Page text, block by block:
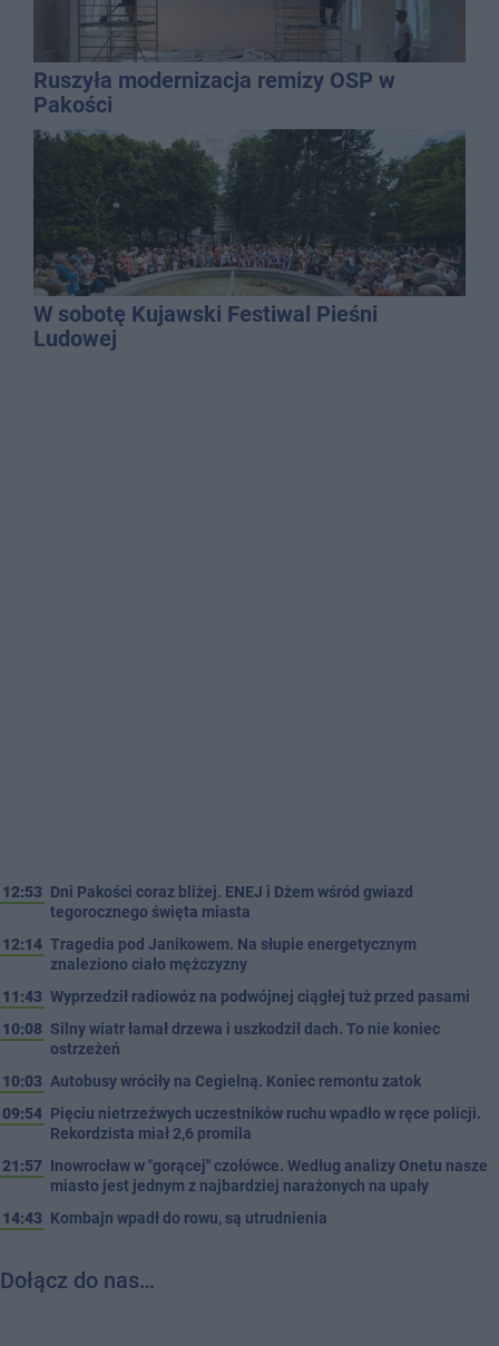
Ruszyła modernizacja remizy OSP w
Pakości
W sobotę Kujawski Festiwal Pieśni
Ludowej
12:53 Dni Pakości coraz bliżej. ENEJ i Dżem wśród gwiazd
tegorocznego święta miasta
12:14 Tragedia pod Janikowem. Na słupie energetycznym
znaleziono ciało mężczyzny
11:43 Wyprzedził radiowóz na podwójnej ciągłej tuż przed pasami
10:08 Silny wiatr łamał drzewa i uszkodził dach. To nie koniec
ostrzeżeń
10:03 Autobusy wróciły na Cegielną. Koniec remontu zatok
09:54 Pięciu nietrzeźwych uczestników ruchu wpadło w ręce policji.
Rekordzista miał 2,6 promila
21:57 Inowrocław w "gorącej" czołówce. Według analizy Onetu nasze
miasto jest jednym z najbardziej narażonych na upały
14:43 Kombajn wpadł do rowu, są utrudnienia
Dołącz do nas…